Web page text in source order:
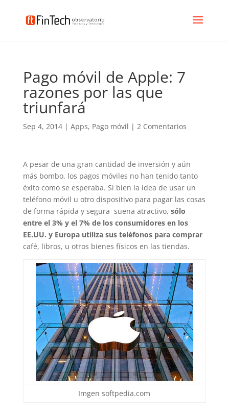
Pago móvil de Apple: 7
razones por las que
triunfará
Sep 4, 2014| Apps, Pago móvil | 2 Comentarios
A pesar de una gran cantidad de inversión y aún
más bombo, los pagos móviles no han tenido tanto
éxito como se esperaba. Si bien la idea de usar un
teléfono móvil u otro dispositivo para pagar las cosas
de forma rápida y segura suena atractivo, sólo
entre el 3% y el 7% de los consumidores en los
EE.UU. y Europa utiliza sus teléfonos para comprar
café, libros, u otros bienes físicos en las tiendas.
Imgen softpedia.com